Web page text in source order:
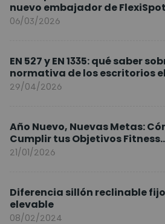
nuevo embajador de
Europa
06/03/2026
EN 527 y EN 1335: qué saber
normativa de los escritorios
y sillas ergonómicas
29/04/2026
Año Nuevo, Nuevas Metas:
Cumplir tus Objetivos Fitness
Entrenando en Casa
21/01/2026
Diferencia sillón reclinable
elevable
08/02/2024